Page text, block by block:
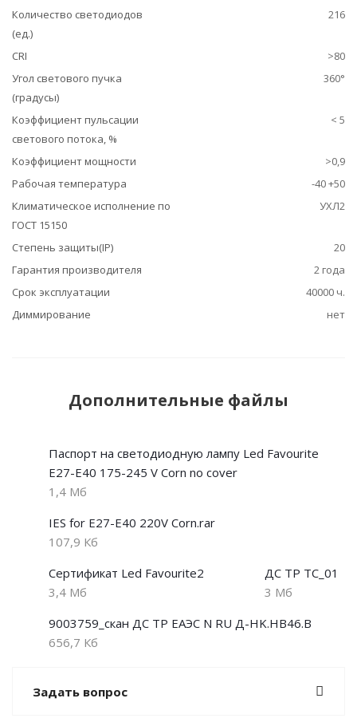
Количество светодиодов
(ед.)
216
CRI
>80
Угол светового пучка
(градусы)
360°
Коэффициент пульсации
светового потока, %
< 5
Коэффициент мощности
>0,9
Рабочая температура
-40 +50
Климатическое исполнение по
ГОСТ 15150
УХЛ2
Степень защиты(IP)
20
Гарантия производителя
2 года
Срок эксплуатации
40000 ч.
Диммирование
нет
Дополнительные файлы
Паспорт на светодиодную лампу Led Favourite
Е27-E40 175-245 V Corn no cover
1,4 Мб
IES for E27-Е40 220V Corn.rar
107,9 Кб
Сертификат Led Favourite2
3,4 Мб
ДС ТР ТС_01
3 Мб
9003759_скан ДС ТР ЕАЭС N RU Д-HK.НВ46.В
656,7 Кб
Задать вопрос